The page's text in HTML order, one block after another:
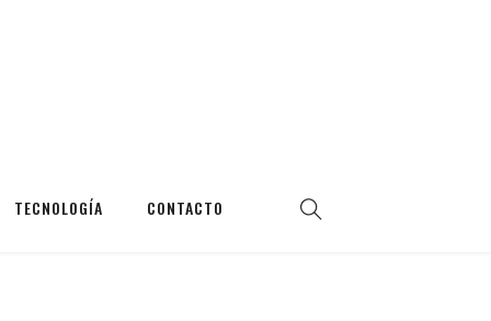
TECNOLOGÍA CONTACTO